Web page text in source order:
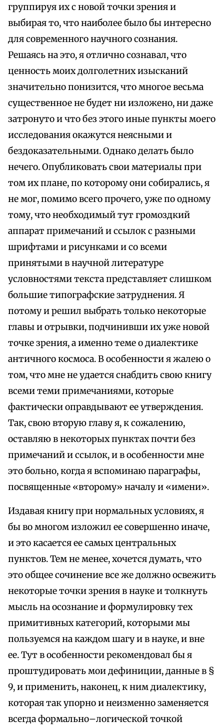
группируя их с новой точки зрения и
выбирая то, что наиболее было бы интересно
для современного научного сознания.
Решаясь на это, я отлично сознавал, что
ценность моих долголетних изысканий
значительно понизится, что многое весьма
существенное не будет ни изложено, ни даже
затронуто и что без этого иные пункты моего
исследования окажутся неясными и
бездоказательными. Однако делать было
нечего. Опубликовать свои материалы при
том их плане, по которому они собирались, я
не мог, помимо всего прочего, уже по одному
тому, что необходимый тут громоздкий
аппарат примечаний и ссылок с разными
шрифтами и рисунками и со всеми
принятыми в научной литературе
условностями текста представляет слишком
большие типографские затруднения. Я
потому и решил выбрать только некоторые
главы и отрывки, подчинивши их уже новой
точке зрения, а именно теме о диалектике
античного космоса. В особенности я жалею о
том, что мне не удается снабдить свою книгу
всеми теми примечаниями, которые
фактически оправдывают ее утверждения.
Так, свою вторую главу я, к сожалению,
оставляю в некоторых пунктах почти без
примечаний и ссылок, и в особенности мне
это больно, когда я вспоминаю параграфы,
посвященные «второму» началу и «имени».
Издавая книгу при нормальных условиях, я
бы во многом изложил ее совершенно иначе,
и это касается ее самых центральных
пунктов. Тем не менее, хочется думать, что
это общее сочинение все же должно освежить
некоторые точки зрения в науке и толкнуть
мысль на осознание и формулировку тех
примитивных категорий, которыми мы
пользуемся на каждом шагу и в науке, и вне
ее. Тут в особенности рекомендовал бы я
проштудировать мои дефиниции, данные в §
9, и применить, наконец, к ним диалектику,
которая так упорно и неизменно заменяется
всегда формально–логической точкой